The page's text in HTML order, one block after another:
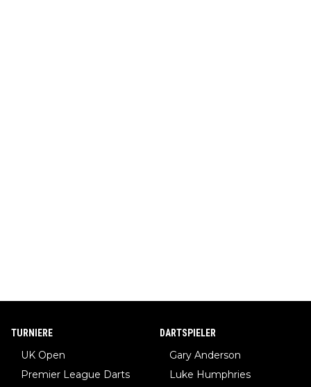
TURNIERE
UK Open
Premier League Darts
DARTSPIELER
Gary Anderson
Luke Humphries